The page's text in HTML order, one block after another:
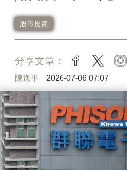
股市投資
分享文章： facebook
twitter
陳逸平 2026-07-06 07:07